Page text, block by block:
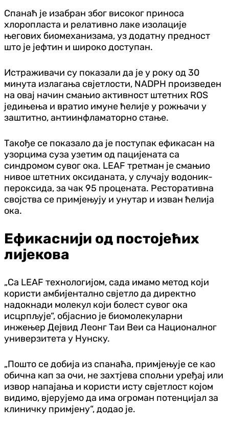
Спанаћ је изабран због високог приноса
хлоропласта и релативно лаке изолације
његових биомеханизама, уз додатну предност
што је јефтин и широко доступан.
Истраживачи су показали да је у року од 30
минута излагања свјетлости, NADPH произведен
на овај начин смањио активност штетних ROS
једињења и вратио имуне ћелије у рожњачи у
заштитно, антиинфламаторно стање.
Такође се показало да је поступак ефикасан на
узорцима суза узетим од пацијената са
синдромом сувог ока. LEAF третман је смањио
нивое штетних оксиданата, у случају водоник-
пероксида, за чак 95 процената. Ресторативна
својства се примјењују и унутар и изван ћелија
ока.
Ефикаснији од постојећих
лијекова
„Са LEAF технологијом, сада имамо метод који
користи амбијентално свјетло да директно
надокнади молекул који болест сувог ока
исцрпљује“, објаснио је биомолекуларни
инжењер Дејвид Леонг Таи Веи са Националног
универзитета у Нунску.
„Пошто се добија из спанаћа, примјењује се као
обична кап за очи, не захтјева спољни уређај или
извор напајања и користи исту свјетлост којом
видимо, вјерујемо да има огроман потенцијал за
клиничку примјену“, додао је.